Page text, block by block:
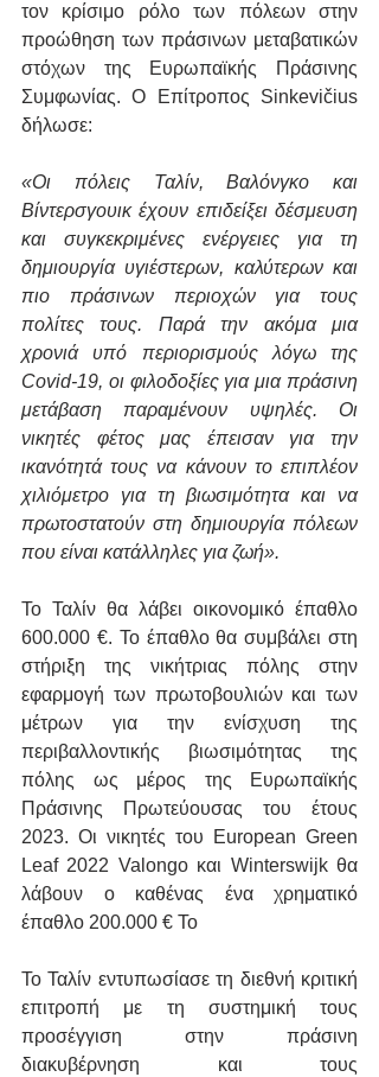
τον κρίσιμο ρόλο των πόλεων στην
προώθηση των πράσινων μεταβατικών
στόχων της Ευρωπαϊκής Πράσινης
Συμφωνίας. Ο Επίτροπος Sinkevičius
δήλωσε:
«Οι πόλεις Ταλίν, Βαλόνγκο και
Βίντερσγουικ έχουν επιδείξει δέσμευση
και συγκεκριμένες ενέργειες για τη
δημιουργία υγιέστερων, καλύτερων και
πιο πράσινων περιοχών για τους
πολίτες τους. Παρά την ακόμα μια
χρονιά υπό περιορισμούς λόγω της
Covid-19, οι φιλοδοξίες για μια πράσινη
μετάβαση παραμένουν υψηλές. Οι
νικητές φέτος μας έπεισαν για την
ικανότητά τους να κάνουν το επιπλέον
χιλιόμετρο για τη βιωσιμότητα και να
πρωτοστατούν στη δημιουργία πόλεων
που είναι κατάλληλες για ζωή».
Το Ταλίν θα λάβει οικονομικό έπαθλο
600.000 €. Το έπαθλο θα συμβάλει στη
στήριξη της νικήτριας πόλης στην
εφαρμογή των πρωτοβουλιών και των
μέτρων για την ενίσχυση της
περιβαλλοντικής βιωσιμότητας της
πόλης ως μέρος της Ευρωπαϊκής
Πράσινης Πρωτεύουσας του έτους
2023. Οι νικητές του European Green
Leaf 2022 Valongo και Winterswijk θα
λάβουν ο καθένας ένα χρηματικό
έπαθλο 200.000 € Το
Το Ταλίν εντυπωσίασε τη διεθνή κριτική
επιτροπή με τη συστημική τους
προσέγγιση στην πράσινη
διακυβέρνηση και τους